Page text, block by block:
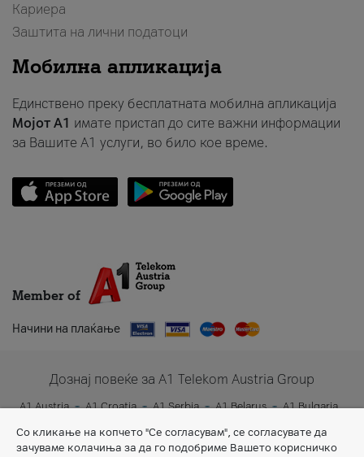
Кариера
Заштита на лични податоци
Мобилна апликација
Единствено преку бесплатната мобилна апликација
Мојот A1 имате пристап до сите важни информации
за Вашите A1 услуги, во било кое време.
Member of
Начини на плаќање
Дознај повеќе за A1 Telekom Austria Group
A1 Austria A1 Croatia A1 Serbia A1 Belarus
A1 Bulgaria
A1 Slovenia
A1 Digital
Со кликање на копчето "Се согласувам", се согласувате да
зачуваме колачиња за да го подобриме Вашето корисничко